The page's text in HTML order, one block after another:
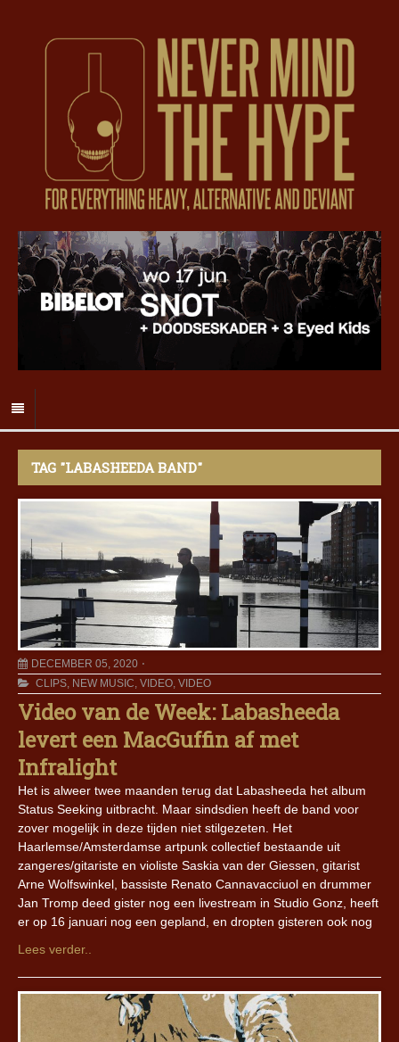
TAG "LABASHEEDA BAND"
DECEMBER 05, 2020
CLIPS, NEW MUSIC, VIDEO, VIDEO
Video van de Week: Labasheeda
levert een MacGuffin af met
Infralight
Het is alweer twee maanden terug dat Labasheeda het album
Status Seeking uitbracht. Maar sindsdien heeft de band voor
zover mogelijk in deze tijden niet stilgezeten. Het
Haarlemse/Amsterdamse artpunk collectief bestaande uit
zangeres/gitariste en violiste Saskia van der Giessen, gitarist
Arne Wolfswinkel, bassiste Renato Cannavacciuol en drummer
Jan Tromp deed gister nog een livestream in Studio Gonz, heeft
er op 16 januari nog een gepland, en dropten gisteren ook nog
Lees verder..